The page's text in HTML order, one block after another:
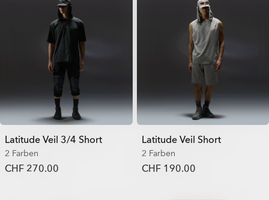
Latitude Veil 3/4 Short
2 Farben
CHF 270.00
Latitude Veil Short
2 Farben
CHF 190.00